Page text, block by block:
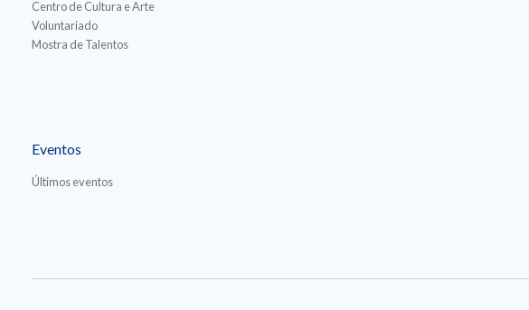
Centro de Cultura e Arte
Voluntariado
Mostra de Talentos
Eventos
Últimos eventos